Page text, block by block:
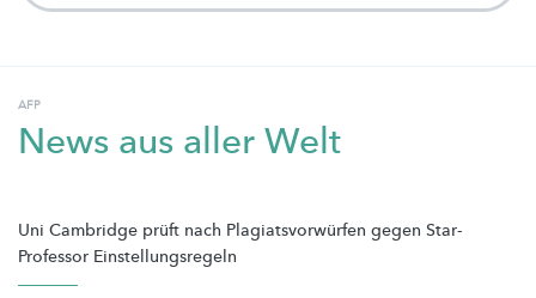
AFP
News aus aller Welt
Uni Cambridge prüft nach Plagiatsvorwürfen gegen Star-
Professor Einstellungsregeln